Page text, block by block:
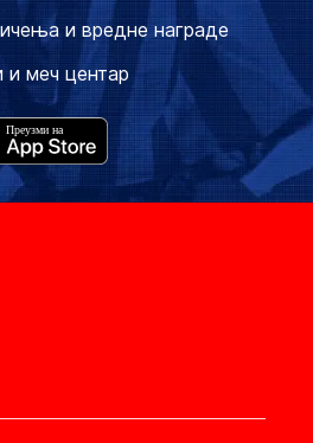
и вредне награде
и меч центар